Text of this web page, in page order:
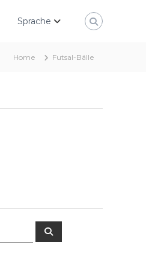
Sprache
Home Futsal-Bälle
S